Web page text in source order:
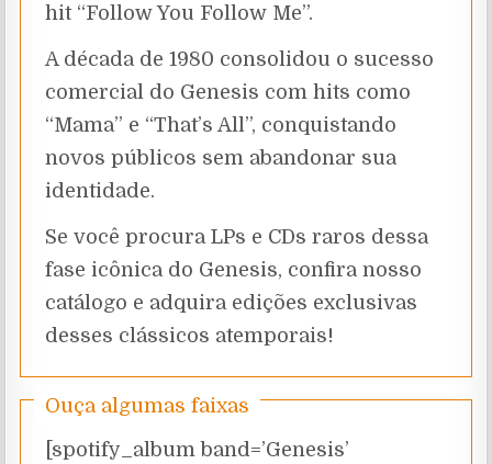
hit “Follow You Follow Me”.
A década de 1980 consolidou o sucesso
comercial do Genesis com hits como
“Mama” e “That’s All”, conquistando
novos públicos sem abandonar sua
identidade.
Se você procura LPs e CDs raros dessa
fase icônica do Genesis, confira nosso
catálogo e adquira edições exclusivas
desses clássicos atemporais!
Ouça algumas faixas
[spotify_album band=’Genesis’